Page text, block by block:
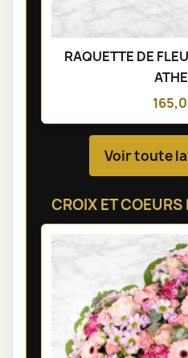
RAQUETTE DE
Voir toute
CROIX ET COEURS